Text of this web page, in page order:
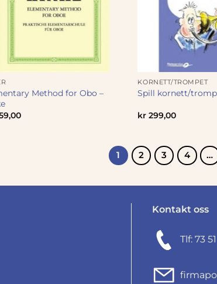
Method for Obo –
KORNETT/TROMPET
Spill kornett/
kr 299,00
1 2 3 4 …
Kontakt oss
Tlf: 73